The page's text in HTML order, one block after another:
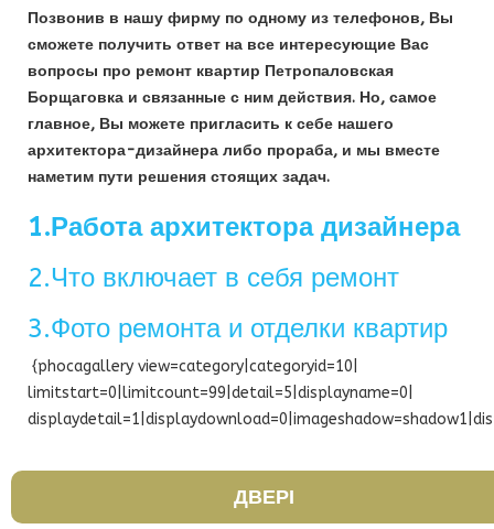
Позвонив в нашу фирму по одному из телефонов, Вы
сможете получить ответ на все интересующие Вас
вопросы про ремонт квартир Петропаловская
Борщаговка и связанные с ним действия. Но, самое
главное, Вы можете пригласить к себе нашего
архитектора-дизайнера либо прораба, и мы вместе
наметим пути решения стоящих задач.
1.Работа архитектора дизайнера
2.Что включает в себя ремонт
3.Фото ремонта и отделки квартир
{phocagallery view=category|categoryid=10|
limitstart=0|limitcount=99|detail=5|displayname=0|
ДВЕРІ